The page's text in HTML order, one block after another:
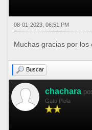
08-01-2023, 06:51 PM
Muchas gracias por
Buscar
chachara
Gato Piola